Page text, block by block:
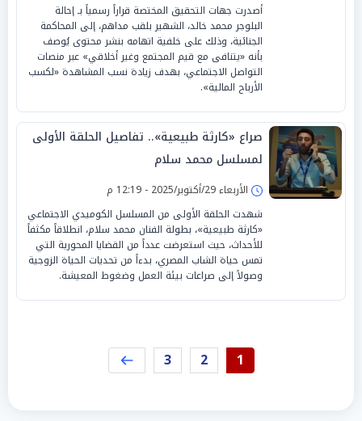
أصدرت جهات التحقيق المختصة قراراً رسمياً بـ إحالة
البلوجر محمد خالد، الشهير بلقب مداهم، إلى المحاكمة
الجنائية، وذلك على خلفية اتهامه بنشر محتوى يُوصف
بأنه «يتنافى مع قيم المجتمع وغير أخلاقي» عبر منصات
التواصل الاجتماعي، بهدف زيادة نسب المشاهدة «لكسب
الأرباح المالية».
صراع «كارثة طبيعية».. تفاصيل الحلقة الأولى
لمسلسل محمد سلام
الأربعاء 29/أكتوبر/2025 - 12:19 م
شهدت الحلقة الأولى من المسلسل الكوميدي الاجتماعي
«كارثة طبيعية»، بطولة الفنان محمد سلام، انطلاقاً مكثفاً
للأحداث، حيث استعرضت عدداً من القضايا المحورية التي
تمس حياة الشاب المصري، بدءاً من تحديات الحياة الزوجية
وصولاً إلى صراعات بيئة العمل وضغوط المعيشة.
1
2
3